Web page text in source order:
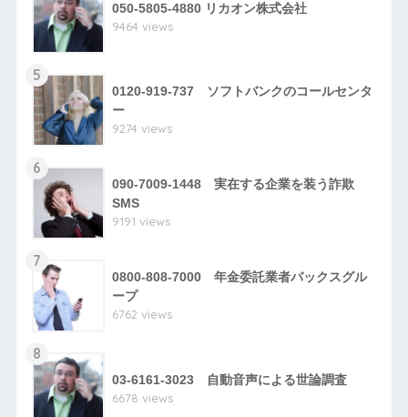
050-5805-4880 リカオン株式会社
9464 views
5
0120-919-737 ソフトバンクのコールセンタ
ー
9274 views
6
090-7009-1448 実在する企業を装う詐欺
SMS
9191 views
7
0800-808-7000 年金委託業者バックスグル
ープ
6762 views
8
03-6161-3023 自動音声による世論調査
6678 views